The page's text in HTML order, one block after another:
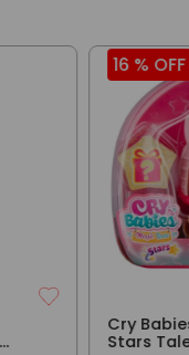
16 % OFF
Cry
Stars